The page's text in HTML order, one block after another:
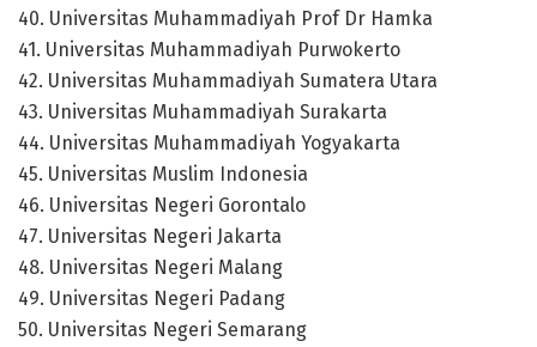
40. Universitas Muhammadiyah Prof Dr Hamka
41. Universitas Muhammadiyah Purwokerto
42. Universitas Muhammadiyah Sumatera Utara
43. Universitas Muhammadiyah Surakarta
44. Universitas Muhammadiyah Yogyakarta
45. Universitas Muslim Indonesia
46. Universitas Negeri Gorontalo
47. Universitas Negeri Jakarta
48. Universitas Negeri Malang
49. Universitas Negeri Padang
50. Universitas Negeri Semarang